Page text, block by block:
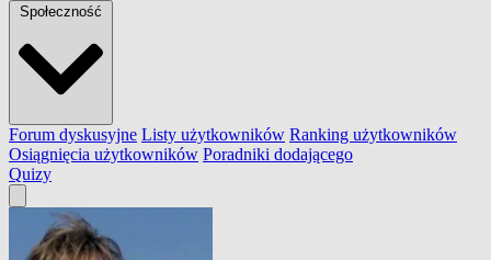
Społeczność
Forum dyskusyjne Listy użytkowników Ranking użytkowników
Osiągnięcia użytkowników Poradniki dodającego
Quizy